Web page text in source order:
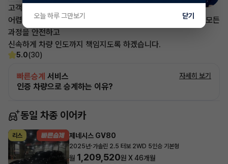
고객님의 만족이 첫번째 목표입니다.
어렵고 복잡한 리스/렌트 처분 손실은 줄이고 빠른승계 처리로 모든
과정을 안전하고
신속하게 차량 인도까지 책임지도록 하겠습니다.
5.0(30)
빠른승계 서비스
인증 차량으로 승계하는 이유?
자세히 보기
동일 차종 이어카
리스 제네시스 GV80
2025년·가솔린 2.5 터보 2WD 5인승 기본형
월 1,209,520원 X46개월
오늘 하루 그만보기 닫기